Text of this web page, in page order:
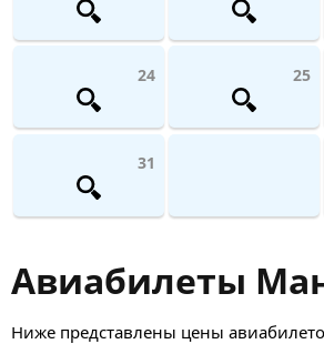
24 25
31
Авиабилеты
Ниже представлены цены